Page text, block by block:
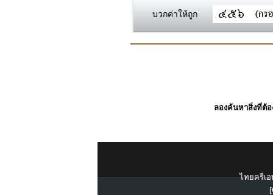
บวกค่าให้ถูก
ลองค้นหาสิ่งที่ต้อ
ไทยครีเอ
[